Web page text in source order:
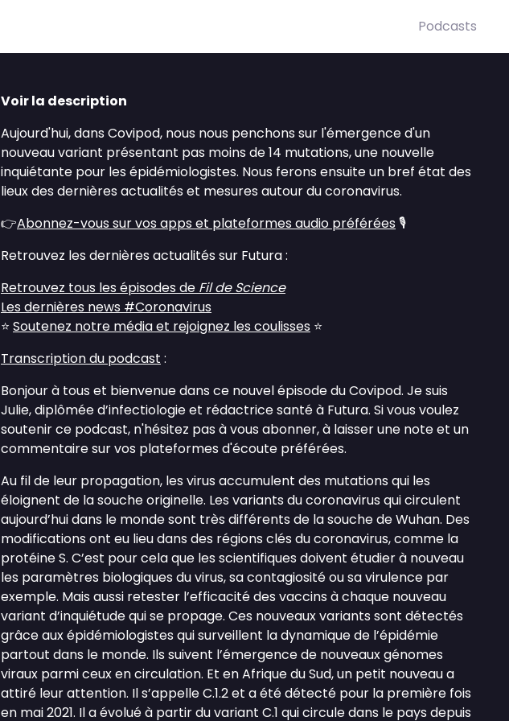
Podcasts
Voir la description
Aujourd'hui, dans Covipod, nous nous penchons sur l'émergence d'un
nouveau variant présentant pas moins de 14 mutations, une nouvelle
inquiétante pour les épidémiologistes. Nous ferons ensuite un bref état des
lieux des dernières actualités et mesures autour du coronavirus.
👉Abonnez-vous sur vos apps et plateformes audio préférées 🎙️
Retrouvez les dernières actualités sur Futura :
Retrouvez tous les épisodes de Fil de Science
Les dernières news #Coronavirus
⭐ Soutenez notre média et rejoignez les coulisses ⭐
Transcription du podcast :
Bonjour à tous et bienvenue dans ce nouvel épisode du Covipod. Je suis
Julie, diplômée d’infectiologie et rédactrice santé à Futura. Si vous voulez
soutenir ce podcast, n'hésitez pas à vous abonner, à laisser une note et un
commentaire sur vos plateformes d'écoute préférées.
Au fil de leur propagation, les virus accumulent des mutations qui les
éloignent de la souche originelle. Les variants du coronavirus qui circulent
aujourd’hui dans le monde sont très différents de la souche de Wuhan. Des
modifications ont eu lieu dans des régions clés du coronavirus, comme la
protéine S. C’est pour cela que les scientifiques doivent étudier à nouveau
les paramètres biologiques du virus, sa contagiosité ou sa virulence par
exemple. Mais aussi retester l’efficacité des vaccins à chaque nouveau
variant d’inquiétude qui se propage. Ces nouveaux variants sont détectés
grâce aux épidémiologistes qui surveillent la dynamique de l’épidémie
partout dans le monde. Ils suivent l’émergence de nouveaux génomes
viraux parmi ceux en circulation. Et en Afrique du Sud, un petit nouveau a
attiré leur attention. Il s’appelle C.1.2 et a été détecté pour la première fois
en mai 2021. Il a évolué à partir du variant C.1 qui circule dans le pays depuis